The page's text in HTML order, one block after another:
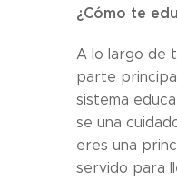
¿Cómo te
A lo largo de
parte
sistema
se una
eres una
servido para